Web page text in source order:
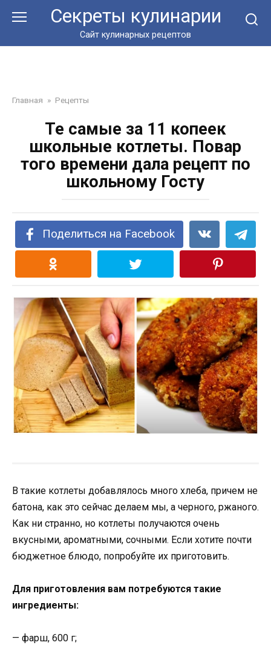
Секреты кулинарии
Сайт кулинарных рецептов
Главная » Рецепты
Те самые за 11 копеек
школьные котлеты. Повар
того времени дала рецепт по
школьному Госту
Поделиться на Facebook
В такие котлеты добавлялось много хлеба, причем не
батона, как это сейчас делаем мы, а черного, ржаного.
Как ни странно, но котлеты получаются очень
вкусными, ароматными, сочными. Если хотите почти
бюджетное блюдо, попробуйте их приготовить.
Для приготовления вам потребуются такие
ингредиенты:
— фарш, 600 г;